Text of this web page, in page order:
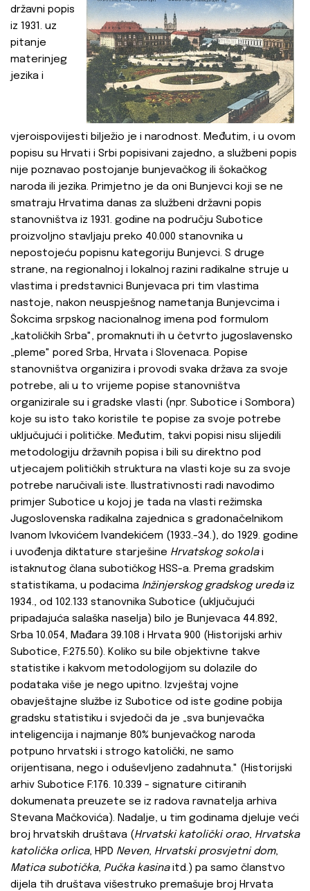
državni popis
iz 1931. uz
pitanje
materinjeg
jezika i
vjeroispovijesti bilježio je i narodnost. Međutim, i u ovom
popisu su Hrvati i Srbi popisivani zajedno, a službeni popis
nije poznavao postojanje bunjevačkog ili šokačkog
naroda ili jezika. Primjetno je da oni Bunjevci koji se ne
smatraju Hrvatima danas za službeni državni popis
stanovništva iz 1931. godine na području Subotice
proizvoljno stavljaju preko 40.000 stanovnika u
nepostojeću popisnu kategoriju Bunjevci. S druge
strane, na regionalnoj i lokalnoj razini radikalne struje u
vlastima i predstavnici Bunjevaca pri tim vlastima
nastoje, nakon neuspješnog nametanja Bunjevcima i
Šokcima srpskog nacionalnog imena pod formulom
„katoličkih Srba", promaknuti ih u četvrto jugoslavensko
„pleme" pored Srba, Hrvata i Slovenaca. Popise
stanovništva organizira i provodi svaka država za svoje
potrebe, ali u to vrijeme popise stanovništva
organizirale su i gradske vlasti (npr. Subotice i Sombora)
koje su isto tako koristile te popise za svoje potrebe
uključujući i političke. Međutim, takvi popisi nisu slijedili
metodologiju državnih popisa i bili su direktno pod
utjecajem političkih struktura na vlasti koje su za svoje
potrebe naručivali iste. Ilustrativnosti radi navodimo
primjer Subotice u kojoj je tada na vlasti režimska
Jugoslovenska radikalna zajednica s gradonačelnikom
Ivanom Ivkovićem Ivandekićem (1933.-34.), do 1929. godine
i uvođenja diktature starješine Hrvatskog sokolai
istaknutog člana subotičkog HSS-a. Prema gradskim
statistikama, u podacima Inžinjerskog gradskog uredaiz
1934., od 102.133 stanovnika Subotice (uključujući
pripadajuća salaška naselja) bilo je Bunjevaca 44.892,
Srba 10.054, Mađara 39.108 i Hrvata 900 (Historijski arhiv
Subotice, F:275.50). Koliko su bile objektivne takve
statistike i kakvom metodologijom su dolazile do
podataka više je nego upitno. Izvještaj vojne
obavještajne službe iz Subotice od iste godine pobija
gradsku statistiku i svjedoči da je „sva bunjevačka
inteligencija i najmanje 80% bunjevačkog naroda
potpuno hrvatski i strogo katolički, ne samo
orijentisana, nego i oduševljeno zadahnuta." (Historijski
arhiv Subotice F:176. 10.339 - signature citiranih
dokumenata preuzete se iz radova ravnatelja arhiva
Stevana Mačkovića). Nadalje, u tim godinama djeluje veći
broj hrvatskih društava (Hrvatski katolički orao, Hrvatska
katolička orlica, HPD Neven, Hrvatski prosvjetni dom,
Matica subotička, Pučka kasinaitd.) pa samo članstvo
dijela tih društava višestruko premašuje broj Hrvata